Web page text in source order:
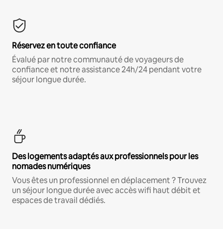
Réservez en toute confiance
Évalué par notre communauté de voyageurs de
confiance et notre assistance 24h/24 pendant votre
séjour longue durée.
Des logements adaptés aux professionnels pour les
nomades numériques
Vous êtes un professionnel en déplacement ? Trouvez
un séjour longue durée avec accès wifi haut débit et
espaces de travail dédiés.